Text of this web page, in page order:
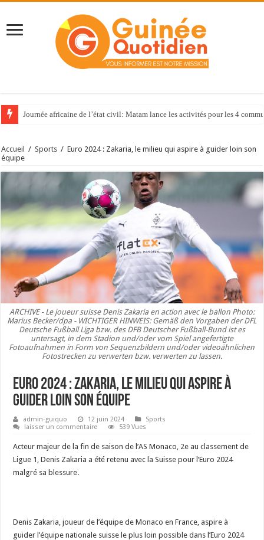
Journée africaine de l’état civil: Matam lance les activités pour les 4
Accueil / Sports / Euro 2024 : Zakaria, le milieu qui aspire à guider loin son
équipe
ARCHIVE - Le joueur suisse Denis Zakaria en action avec le ballon Photo:
Marius Becker/dpa - WICHTIGER HINWEIS: Gemäß den Vorgaben der DFL
Deutsche Fußball Liga bzw. des DFB Deutscher Fußball-Bund ist es
untersagt, in dem Stadion und/oder vom Spiel angefertigte
Fotoaufnahmen in Form von Sequenzbildern und/oder videoähnlichen
Fotostrecken zu verwerten bzw. verwerten zu lassen.
Euro 2024 : Zakaria, le milieu qui aspire à
guider loin son équipe
admin-guiquo 12 juin 2024
Sports
laisser un commentaire
539 Vues
Acteur majeur de la fin de saison de l’AS Monaco, 2e au classement de
Ligue 1, Denis Zakaria a été retenu avec la Suisse pour l’Euro 2024
malgré sa blessure.
Denis Zakaria, joueur de l’équipe de Monaco en France, aspire à
guider l’équipe nationale suisse le plus loin possible dans l’Euro 2024